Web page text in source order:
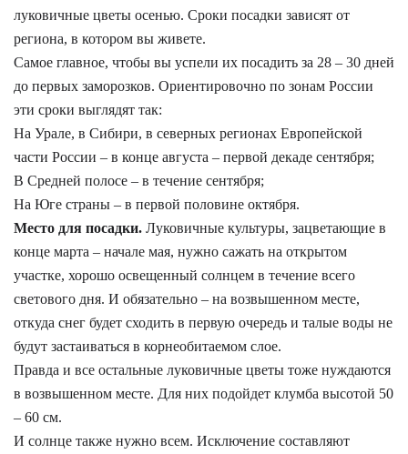
луковичные цветы осенью. Сроки посадки зависят от
региона, в котором вы живете.
Самое главное, чтобы вы успели их посадить за 28 – 30 дней
до первых заморозков. Ориентировочно по зонам России
эти сроки выглядят так:
На Урале, в Сибири, в северных регионах Европейской
части России – в конце августа – первой декаде сентября;
В Средней полосе – в течение сентября;
На Юге страны – в первой половине октября.
Место для посадки. Луковичные культуры, зацветающие в
конце марта – начале мая, нужно сажать на открытом
участке, хорошо освещенный солнцем в течение всего
светового дня. И обязательно – на возвышенном месте,
откуда снег будет сходить в первую очередь и талые воды не
будут застаиваться в корнеобитаемом слое.
Правда и все остальные луковичные цветы тоже нуждаются
в возвышенном месте. Для них подойдет клумба высотой 50
– 60 см.
И солнце также нужно всем. Исключение составляют